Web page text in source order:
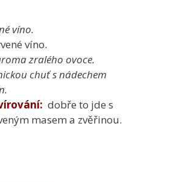
víno.
víno.
zralého ovoce.
chuť s nádechem
dobře to jde s
masem a zvěřinou.